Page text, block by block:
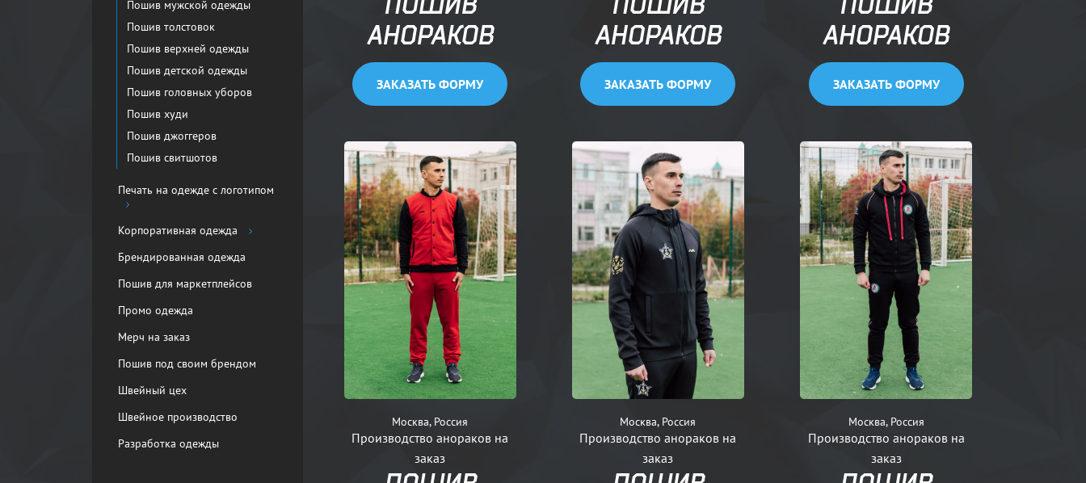
Пошив мужской одежды
Пошив толстовок
Пошив верхней одежды
Пошив детской одежды
Пошив головных уборов
Пошив худи
Пошив джоггеров
Пошив свитшотов
Печать на одежде с логотипом
Корпоративная одежда
Брендированная одежда
Пошив для маркетплейсов
Промо одежда
Мерч на заказ
Пошив под своим брендом
Швейный цех
Швейное производство
Разработка одежды
АНОРАКОВ
ЗАКАЗАТЬ ФОРМУ
АНОРАКОВ
ЗАКАЗАТЬ ФОРМУ
АНОРАКОВ
ЗАКАЗАТЬ ФОРМУ
Москва, Россия
Производство анораков на
заказ
Москва, Россия
Производство анораков на
заказ
Москва, Россия
Производство анораков на
заказ